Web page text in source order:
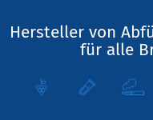
Hersteller von
für alle